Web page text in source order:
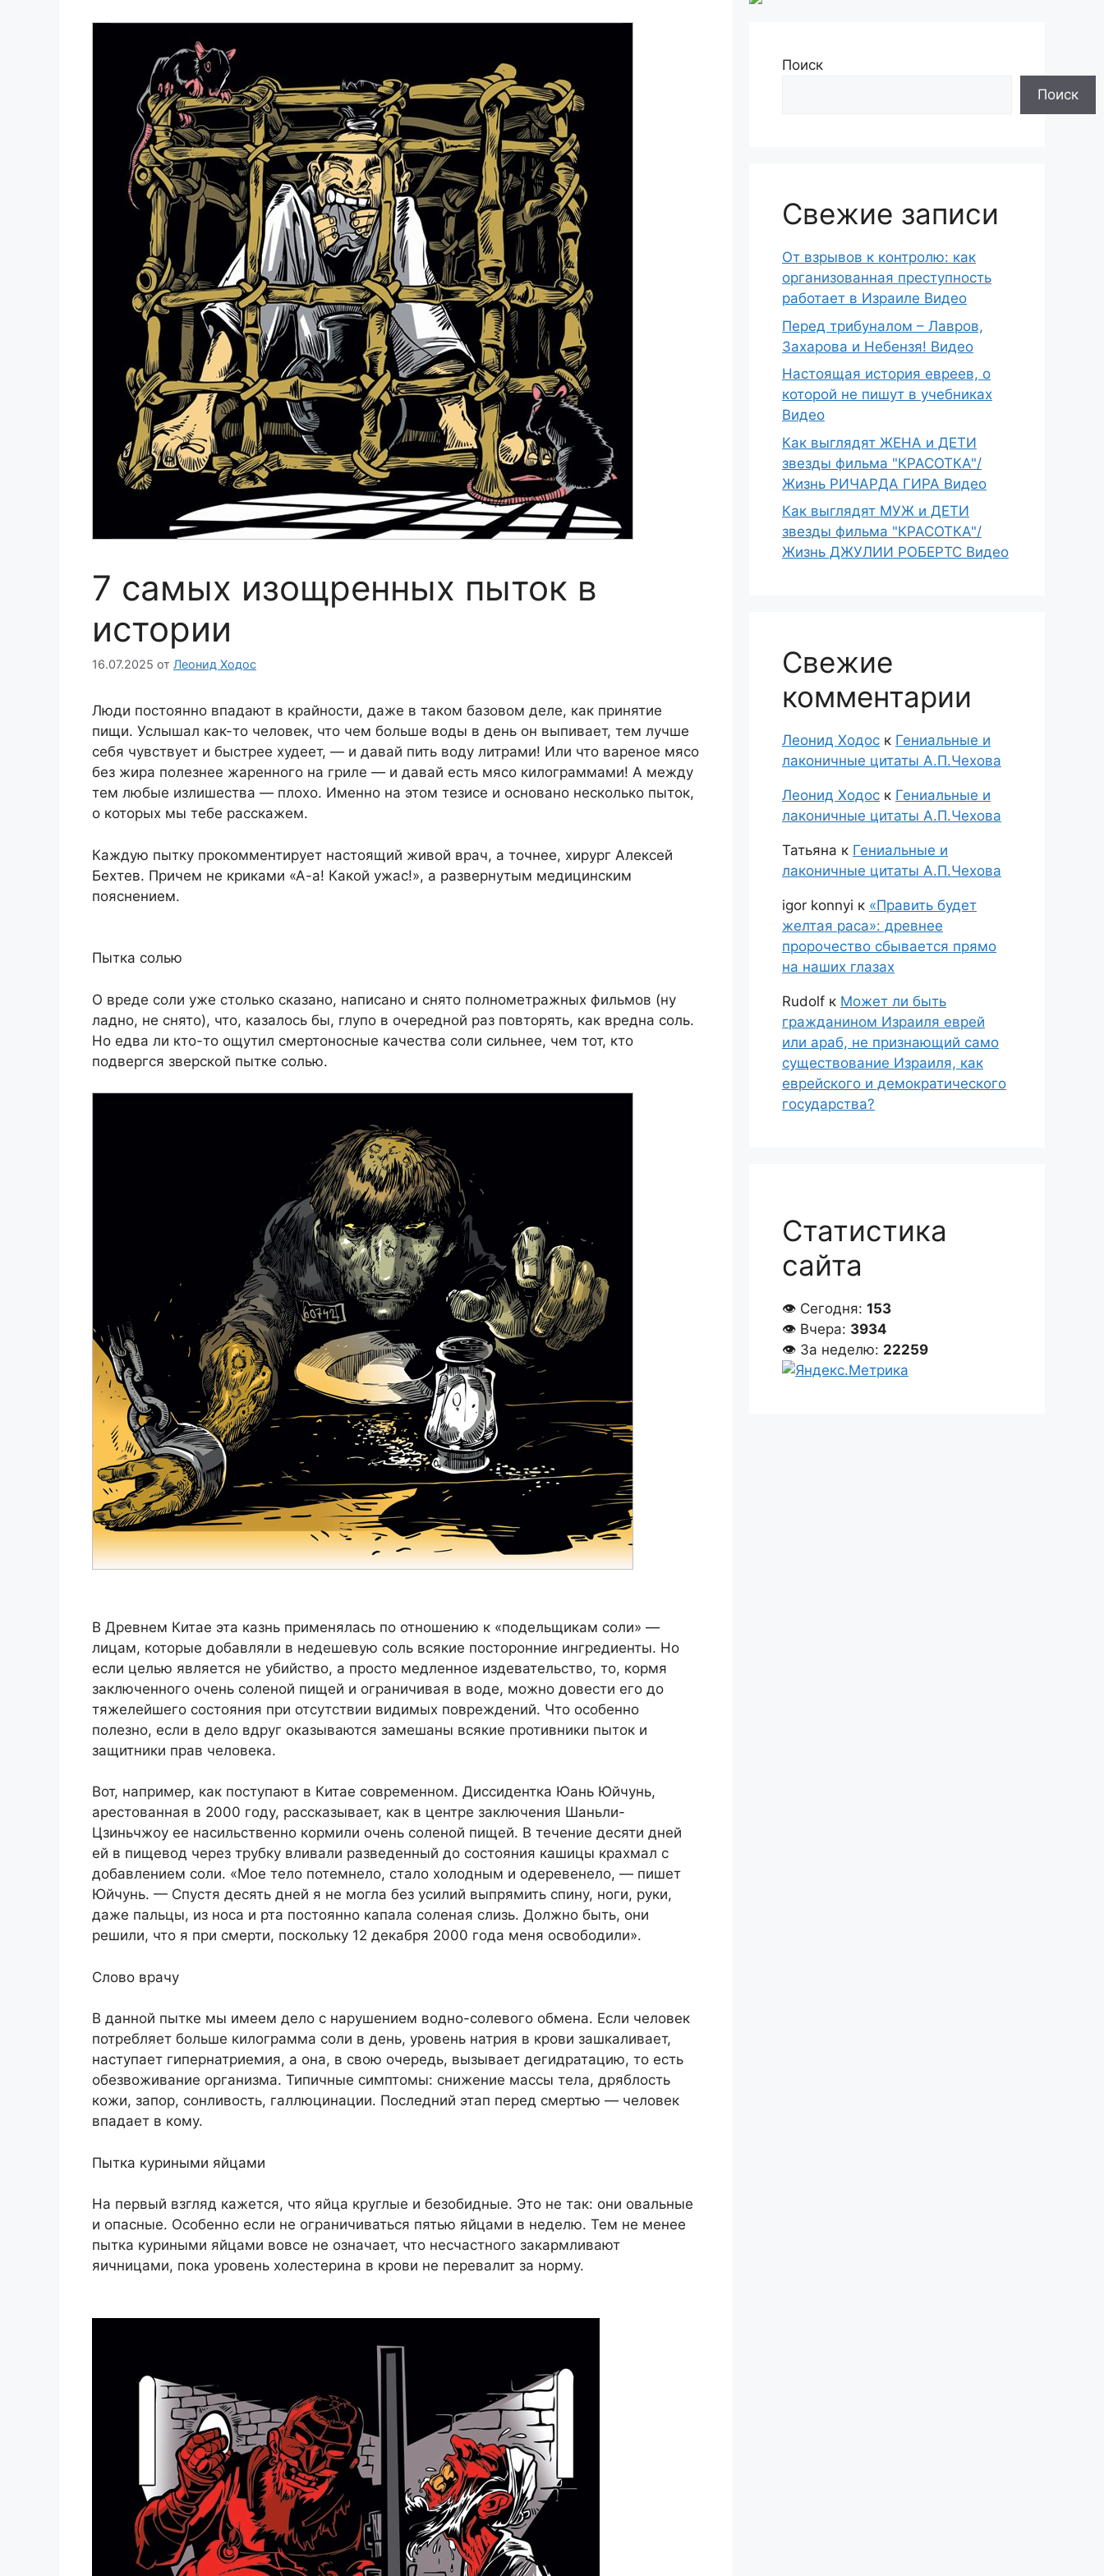
7 самых изощренных пыток в
истории
16.07.2025 от Леонид Ходос
Люди постоянно впадают в крайности, даже в таком базовом деле, как принятие
пищи. Услышал как-то человек, что чем больше воды в день он выпивает, тем лучше
себя чувствует и быстрее худеет, — и давай пить воду литрами! Или что вареное мясо
без жира полезнее жаренного на гриле — и давай есть мясо килограммами! А между
тем любые излишества — плохо. Именно на этом тезисе и основано несколько пыток,
о которых мы тебе расскажем.
Каждую пытку прокомментирует настоящий живой врач, а точнее, хирург Алексей
Бехтев. Причем не криками «А-а! Какой ужас!», а развернутым медицинским
пояснением.
Пытка солью
О вреде соли уже столько сказано, написано и снято полнометражных фильмов (ну
ладно, не снято), что, казалось бы, глупо в очередной раз повторять, как вредна соль.
Но едва ли кто-то ощутил смертоносные качества соли сильнее, чем тот, кто
подвергся зверской пытке солью.
В Древнем Китае эта казнь применялась по отношению к «подельщикам соли» —
лицам, которые добавляли в недешевую соль всякие посторонние ингредиенты. Но
если целью является не убийство, а просто медленное издевательство, то, кормя
заключенного очень соленой пищей и ограничивая в воде, можно довести его до
тяжелейшего состояния при отсутствии видимых повреждений. Что особенно
полезно, если в дело вдруг оказываются замешаны всякие противники пыток и
защитники прав человека.
Вот, например, как поступают в Китае современном. Диссидентка Юань Юйчунь,
арестованная в 2000 году, рассказывает, как в центре заключения Шаньли-
Цзиньчжоу ее насильственно кормили очень соленой пищей. В течение десяти дней
ей в пищевод через трубку вливали разведенный до состояния кашицы крахмал с
добавлением соли. «Мое тело потемнело, стало холодным и одеревенело, — пишет
Юйчунь. — Спустя десять дней я не могла без усилий выпрямить спину, ноги, руки,
даже пальцы, из носа и рта постоянно капала соленая слизь. Должно быть, они
решили, что я при смерти, поскольку 12 декабря 2000 года меня освободили».
Слово врачу
В данной пытке мы имеем дело с нарушением водно-солевого обмена. Если человек
потребляет больше килограмма соли в день, уровень натрия в крови зашкаливает,
наступает гипернатриемия, а она, в свою очередь, вызывает дегидратацию, то есть
обезвоживание организма. Типичные симптомы: снижение массы тела, дряблость
кожи, запор, сонливость, галлюцинации. Последний этап перед смертью — человек
впадает в кому.
Пытка куриными яйцами
На первый взгляд кажется, что яйца круглые и безобидные. Это не так: они овальные
и опасные. Особенно если не ограничиваться пятью яйцами в неделю. Тем не менее
пытка куриными яйцами вовсе не означает, что несчастного закармливают
яичницами, пока уровень холестерина в крови не перевалит за норму.
Поиск
Поиск
Свежие записи
От взрывов к контролю: как
организованная преступность
работает в Израиле Видео
Перед трибуналом – Лавров,
Захарова и Небензя! Видео
Настоящая история евреев, о
которой не пишут в учебниках
Видео
Как выглядят ЖЕНА и ДЕТИ
звезды фильма "КРАСОТКА"/
Жизнь РИЧАРДА ГИРА Видео
Как выглядят МУЖ и ДЕТИ
звезды фильма "КРАСОТКА"/
Жизнь ДЖУЛИИ РОБЕРТС Видео
Свежие
комментарии
Леонид Ходос к Гениальные и
лаконичные цитаты А.П.Чехова
Леонид Ходос к Гениальные и
лаконичные цитаты А.П.Чехова
Татьяна к Гениальные и
лаконичные цитаты А.П.Чехова
igor konnyi к «Править будет
желтая раса»: древнее
пророчество сбывается прямо
на наших глазах
Rudolf к Может ли быть
гражданином Израиля еврей
или араб, не признающий само
существование Израиля, как
еврейского и демократического
государства?
Статистика
сайта
👁 Сегодня: 153
👁 Вчера: 3934
👁 За неделю: 22259